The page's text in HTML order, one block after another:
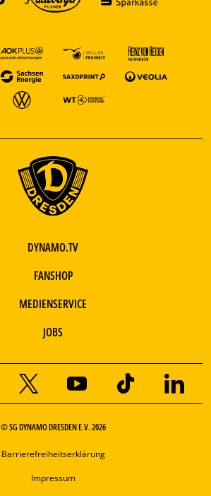
DYNAMO.TV
FANSHOP
MEDIENSERVICE
JOBS
© SG DYNAMO DRESDEN E.V. 2026
Barrierefreiheitserklärung
Impressum